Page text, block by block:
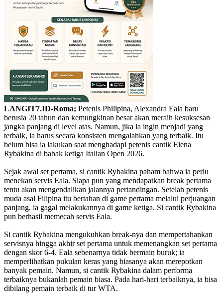
LANGIT7.ID-Roma; Petenis Philipina, Alexandra Eala baru
berusia 20 tahun dan kemungkinan besar akan meraih kesuksesan
jangka panjang di level atas. Namun, jika ia ingin menjadi yang
terbaik, ia harus secara konsisten mengalahkan yang terbaik. Itu
belum bisa ia lakukan saat menghadapi petenis cantik Elena
Rybakina di babak ketiga Italian Open 2026.
Sejak awal set pertama, si cantik Rybakina paham bahwa ia perlu
menekan servis Eala. Siapa pun yang mendapatkan break pertama
tentu akan mengendalikan jalannya pertandingan. Setelah petenis
muda asal Filipina itu bertahan di game pertama melalui perjuangan
panjang, ia gagal melakukannya di game ketiga. Si cantik Rybakina
pun berhasil memecah servis Eala.
Si cantik Rybakina mengukuhkan break-nya dan mempertahankan
servisnya hingga akhir set pertama untuk memenangkan set pertama
dengan skor 6-4. Eala sebenarnya tidak bermain buruk; ia
memperlihatkan pukulan keras yang biasanya akan merepotkan
banyak pemain. Namun, si cantik Rybakina dalam performa
terbaiknya bukanlah pemain biasa. Pada hari-hari terbaiknya, ia bisa
dibilang pemain terbaik di tur WTA.